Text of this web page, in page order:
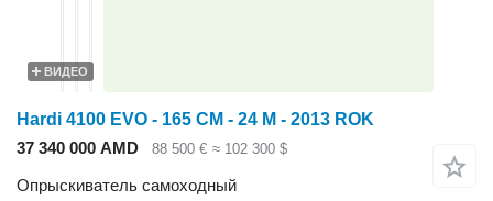
ВИДЕО
Hardi 4100 EVO - 165 CM - 24 M - 2013 ROK
37 340 000 AMD
88 500 € ≈ 102 300 $
Опрыскиватель самоходный